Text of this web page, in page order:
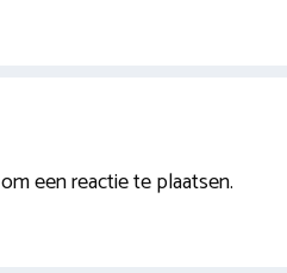
om een reactie te plaatsen.